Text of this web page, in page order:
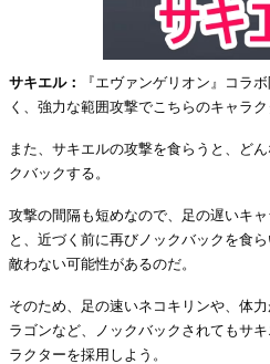
サキエル：
『エヴァンゲリオン』コラ
く、強力な範囲攻撃でこちらのキャラ
また、サキエルの攻撃を食らうと、ど
クバックする。
攻撃の間隔も短めなので、足の遅いキ
と、近づく前に再びノックバックを食
敵わない可能性があるのだ。
そのため、足の速いネコキリンや、体
ラゴンなど、ノックバックされてもサ
ラクターを採用しよう。